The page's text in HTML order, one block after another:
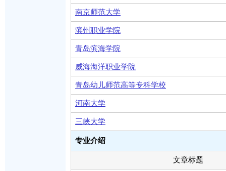
南京师范大学
滨州职业学院
青岛滨海学院
威海海洋职业学院
青岛幼儿师范高等专科学校
河南大学
三峡大学
专业介绍
文章标题